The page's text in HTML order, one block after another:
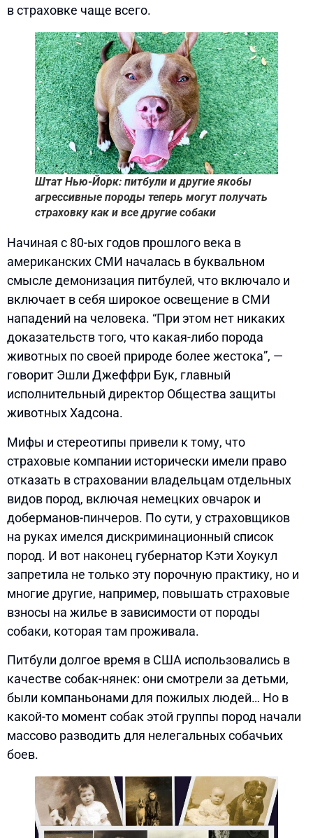
в страховке чаще всего.
Штат Нью-Йорк: питбули и другие якобы
агрессивные породы теперь могут получать
страховку как и все другие собаки
Начиная с 80-ых годов прошлого века в
американских СМИ началась в буквальном
смысле демонизация питбулей, что включало и
включает в себя широкое освещение в СМИ
нападений на человека. “При этом нет никаких
доказательств того, что какая-либо порода
животных по своей природе более жестока”, —
говорит Эшли Джеффри Бук, главный
исполнительный директор Общества защиты
животных Хадсона.
Мифы и стереотипы привели к тому, что
страховые компании исторически имели право
отказать в страховании владельцам отдельных
видов пород, включая немецких овчарок и
доберманов-пинчеров. По сути, у страховщиков
на руках имелся дискриминационный список
пород. И вот наконец губернатор Кэти Хоукул
запретила не только эту порочную практику, но и
многие другие, например, повышать страховые
взносы на жилье в зависимости от породы
собаки, которая там проживала.
Питбули долгое время в США использовались в
качестве собак-нянек: они смотрели за детьми,
были компаньонами для пожилых людей… Но в
какой-то момент собак этой группы пород начали
массово разводить для нелегальных собачьих
боев.